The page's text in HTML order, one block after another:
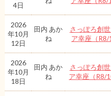
4日
2026
年10月
12日
田内 あか
ね
さっぽろ創
ア幸座（R8/
2026
年10月
18日
田内 あか
ね
さっぽろ創
ア幸座（R8/